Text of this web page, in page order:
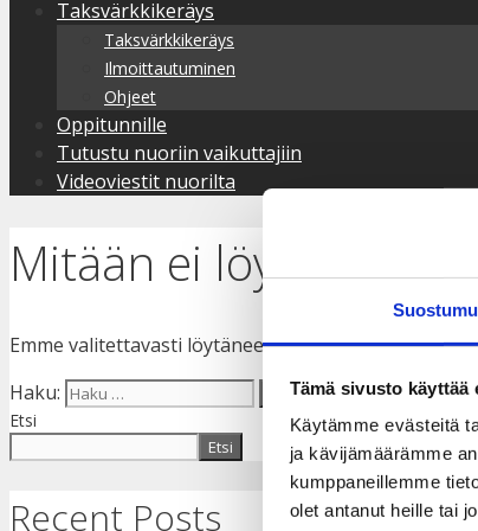
Tämä sivusto käyttää
Käytämme evästeitä
ja kävijämäärämme
kumppaneillemme
olet antanut heille tai
Taksvärkkikeräys
Taksvärkkikeräys
Ilmoittautuminen
Ohjeet
Oppitunnille
Tutustu nuoriin vaikuttajiin
Videoviestit nuorilta
Mitään ei löytynyt.
Emme valitettavasti löytäneet etsimääsi. Ehkä
Haku:
Etsi
Etsi
Recent Posts